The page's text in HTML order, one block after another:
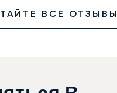
ВСЕ ОТЗЫВЫ